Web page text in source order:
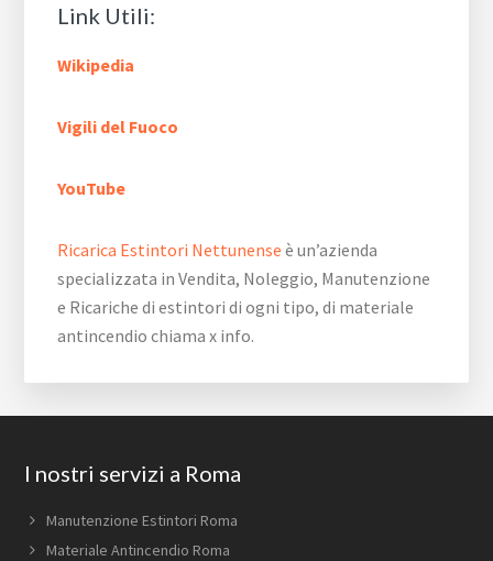
Link Utili:
Wikipedia
Vigili del Fuoco
YouTube
Ricarica Estintori Nettunense è un’azienda
specializzata in Vendita, Noleggio, Manutenzione
e Ricariche di estintori di ogni tipo, di materiale
antincendio chiama x info.
Footer
I nostri servizi a Roma
Manutenzione Estintori Roma
Materiale Antincendio Roma